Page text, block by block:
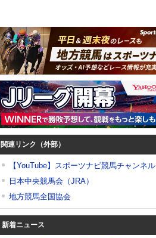
関連リンク（外部）
【YouTube】スポーツナビ競馬チャンネル
日本中央競馬会（JRA）
地方競馬全国協会
新着ニュース